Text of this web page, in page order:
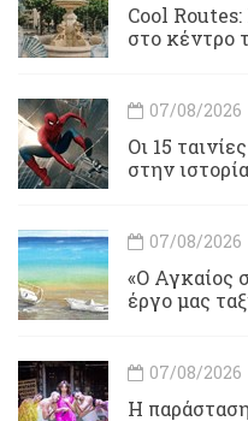
Cool
στο κέντρο
07/08/2026
Οι 15
στην
07/08/2026
«Ο Αγκαίος
έργο μας
07/08/2026
Η